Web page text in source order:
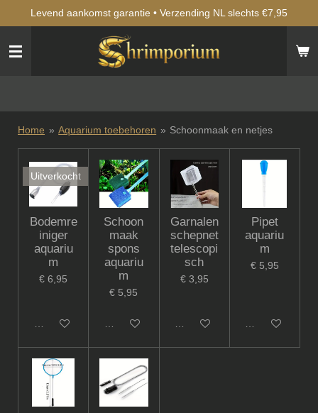
naar
hoofdinhoud
Levend aankomst garantie • Verzending NL slechts €7,95
Home » Aquarium toebehoren » Schoonmaak en netjes
Uitverkocht
Bodemre
iniger
aquariu
m
€ 6,95
Houd mij op de hoogte
Schoon
maak
spons
aquariu
m
€ 5,95
In winkelwagen
Garnalen
schepnet
telescopi
sch
€ 3,95
In winkelwagen
Pipet
aquariu
m
€ 5,95
In winkelwagen